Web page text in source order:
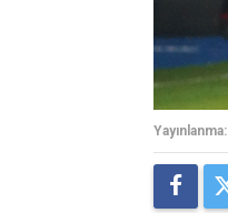
Yayınlanma: